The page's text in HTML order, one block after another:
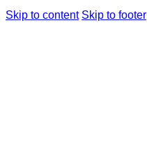
Skip to content Skip to footer